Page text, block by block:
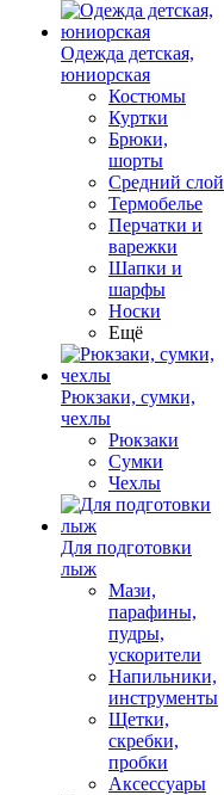
Одежда детская,
юниорская
Костюмы
Куртки
Брюки,
шорты
Средний слой
Термобелье
Перчатки и
варежки
Шапки и
шарфы
Носки
Ещё
Рюкзаки, сумки,
чехлы
Рюкзаки
Сумки
Чехлы
Для подготовки
лыж
Мази,
парафины,
пудры,
ускорители
Напильники,
инструменты
Щетки,
скребки,
пробки
Аксессуары